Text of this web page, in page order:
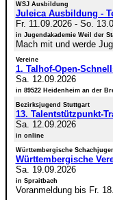
WSJ Ausbildung
Juleica Ausbildung -
Fr. 11.09.2026- So.
in Jugendakademie Weil der
Mach mit und werde
Vereine
1. Talhof-Open-
Sa. 12.09.2026
in 89522 Heidenheim an der
Bezirksjugend Stuttgart
13. Talentstützpunkt-
Sa. 12.09.2026
in online
Württembergische
Württembergische
Sa. 19.09.2026
in Spraitbach
Voranmeldung bis Fr.